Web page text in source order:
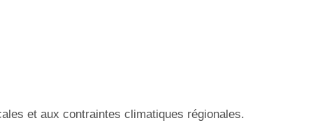
et aux contraintes climatiques régionales.